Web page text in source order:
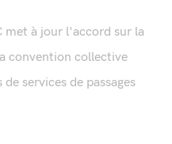
met à jour l'accord sur la
convention collective
services de passages